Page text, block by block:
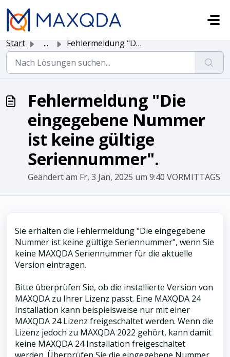
Zum hauptsächlichen Inhalt gehen
Start ... Fehlermeldung "Die eingegebene Nummer ist keine gült...
Fehlermeldung "Die
eingegebene Nummer
ist keine gültige
Seriennummer".
Geändert am Fr, 3 Jan, 2025 um 9:40 VORMITTAGS
Sie erhalten die Fehlermeldung "Die eingegebene
Nummer ist keine gültige Seriennummer", wenn Sie
keine MAXQDA Seriennummer für die aktuelle
Version eintragen.
Bitte überprüfen Sie, ob die installierte Version von
MAXQDA zu Ihrer Lizenz passt. Eine MAXQDA 24
Installation kann beispielsweise nur mit einer
MAXQDA 24 Lizenz freigeschaltet werden. Wenn die
Lizenz jedoch zu MAXQDA 2022 gehört, kann damit
keine MAXQDA 24 Installation freigeschaltet